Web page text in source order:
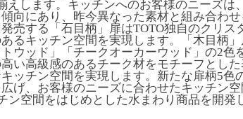
えします。キッチンへのお客様のニーズは
向にあり、昨今異なった素材と組み合わ
売する「石目柄」扉はTOTO独自のクリス
るキッチン空間を実現します。「木目柄
ウッド」「チークオーカーウッド」の2色
い高級感のあるチーク材をモチーフとし
ッチン空間を実現します。新たな扉柄5色
げ、お客様のニーズに合わせたキッチン空
ン空間をはじめとした水まわり商品を開発